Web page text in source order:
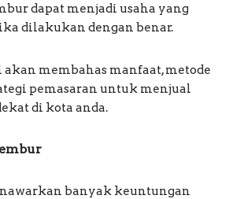
dapat menjadi usaha yang
dilakukan dengan benar.
membahas manfaat, metode
pemasaran untuk menjual
di kota anda.
banyak keuntungan